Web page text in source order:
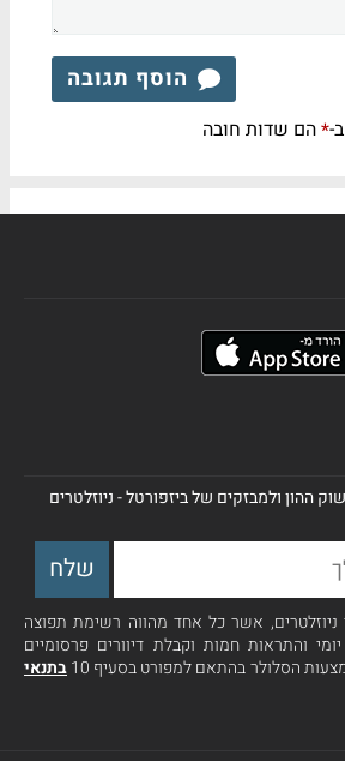
הוסף תגובה
*הם שדות חובה
ההון ולמבזקים של ביזפורטל - ניוזלטרים
אשר כל אחד מהווה רשימת תפוצה
והתראות חמות וקבלת דיוורים פרסומיים
הסלולר בהתאם למפורט בסעיף 10
בתנאי